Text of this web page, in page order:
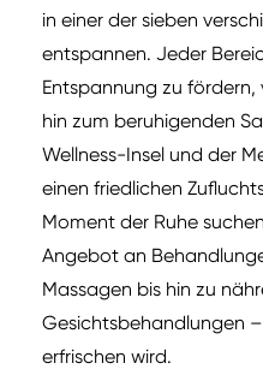
in einer der sieben
entspannen. Jeder
Entspannung zu
hin zum beruhigenden
Wellness-Insel und der
einen friedlichen
Moment der Ruhe
Angebot an
Massagen bis hin zu
Gesichtsbehandlungen
erfrischen wird.